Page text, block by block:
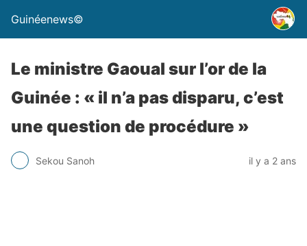
Guinéenews©
Le ministre Gaoual sur l’or de la
Guinée : « il n’a pas disparu, c’est
une question de procédure »
Sekou Sanoh il y a 2 ans